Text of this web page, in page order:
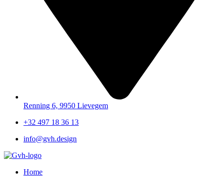
Renning 6, 9950 Lievegem
+32 497 18 36 13
info@gvh.design
Home